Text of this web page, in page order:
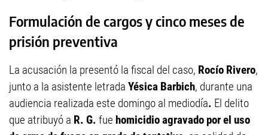
Formulación de cargos y cinco meses de
prisión preventiva
La acusación la presentó la fiscal del caso, Rocío Rivero,
junto a la asistente letrada Yésica Barbich, durante una
audiencia realizada este domingo al mediodía. El delito
que atribuyó a R. G. fue homicidio agravado por el uso